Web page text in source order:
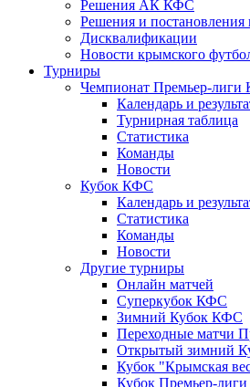
Решения АК КФС
Решения и постановления
Дисквалификации
Новости крымского
Турниры
Чемпионат Премьер-
Календарь и
Турнирная таблица
Статистика
Команды
Новости
Кубок КФС
Календарь и
Статистика
Команды
Новости
Другие турниры
Онлайн матчей
Суперкубок КФС
Зимний Кубок КФС
Переходные матчи
Открытый зимний
Кубок "Крымская
Кубок Премьер-